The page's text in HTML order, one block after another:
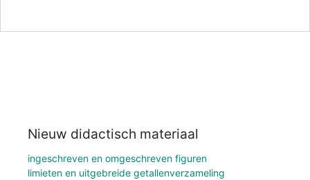
Nieuw didactisch materiaal
ingeschreven en omgeschreven figuren
limieten en uitgebreide getallenverzameling